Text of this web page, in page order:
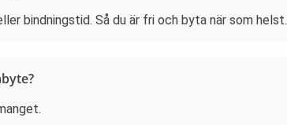
bindningstid. Så du är fri och byta när som helst.